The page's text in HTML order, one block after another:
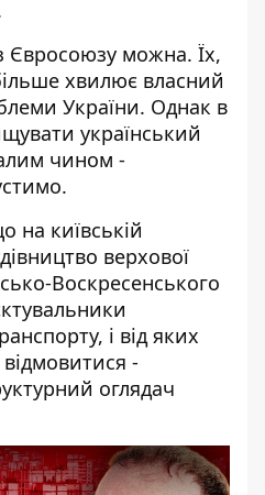
Євросоюзу можна. Їх,
хвилює власний
України. Однак в
український
чином -
на київській
верхової
Воскресенського
і від яких
-
оглядач